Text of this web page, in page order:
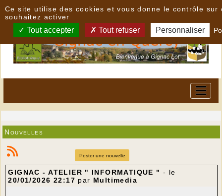
Nouvelles
Poster une nouvelle
GIGNAC - ATELIER " INFORMATIQUE " - le
20/01/2026 22:17 par Multimedia
Ce site utilise des cookies et vous donne le contrôle sur
souhaitez activer
Tout accepter Tout refuser Personnaliser